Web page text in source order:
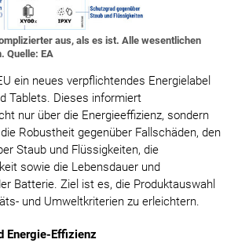
aus, als es ist. Alle wesentlichen
Quelle: EA
ein neues verpflichtendes Energielabel
Tablets. Dieses informiert
nur über die Energieeffizienz, sondern
Robustheit gegenüber Fallschäden, den
Staub und Flüssigkeiten, die
sowie die Lebensdauer und
Batterie. Ziel ist es, die Produktauswahl
und Umweltkriterien zu erleichtern.
Energie-Effizienz